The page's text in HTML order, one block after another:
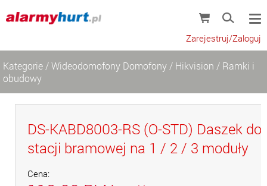
Zarejestruj/Zaloguj
Kategorie /Wideodomofony Domofony / Hikvision / Ramki i
obudowy
DS-KABD8003-RS (O-STD) Daszek do
stacji bramowej na 1 / 2 / 3 moduły
Cena: